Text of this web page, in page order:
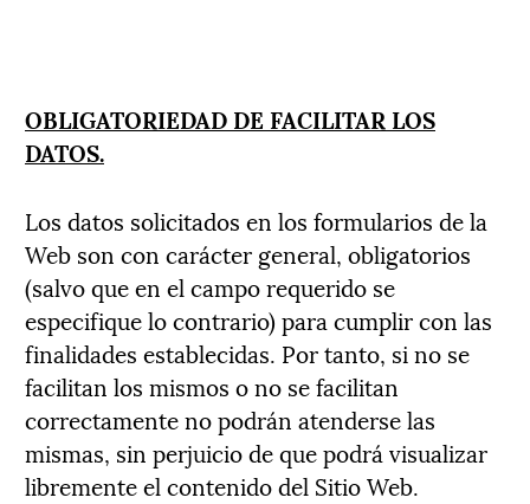
OBLIGATORIEDAD DE FACILITAR LOS
DATOS.
Los datos solicitados en los formularios de la
Web son con carácter general, obligatorios
(salvo que en el campo requerido se
especifique lo contrario) para cumplir con las
finalidades establecidas. Por tanto, si no se
facilitan los mismos o no se facilitan
correctamente no podrán atenderse las
mismas, sin perjuicio de que podrá visualizar
libremente el contenido del Sitio Web.